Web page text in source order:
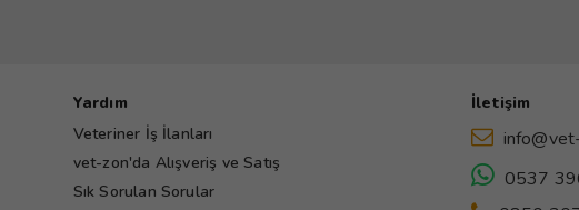
Yardım
Veteriner İş İlanları
vet-zon'da Alışveriş ve Satış
Sık Sorulan Sorular
İletişim
0537